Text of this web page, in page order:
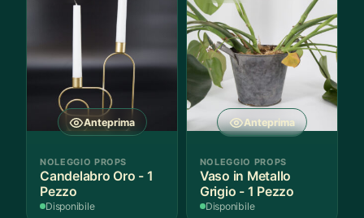
Anteprima
NOLEGGIO PROPS
Candelabro Oro - 1
Pezzo
Disponibile
Anteprima
NOLEGGIO PROPS
Vaso in Metallo
Grigio - 1 Pezzo
Disponibile